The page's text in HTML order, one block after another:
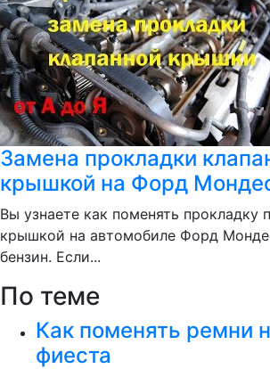
Замена прокладки
крышкой на Форд
Вы узнаете как поменять прокладку
крышкой на автомобиле Форд
бензин. Если...
По теме
Как поменять ремни
фиеста